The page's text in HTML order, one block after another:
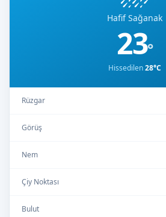
Hafif Sağanak
23°
Hissedilen28°C
Rüzgar
Görüş
Nem
Çiy Noktası
Bulut